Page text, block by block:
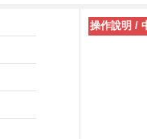
操作說明 /